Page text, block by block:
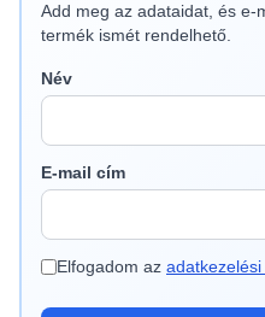
Add meg az adataidat, és e-
termék ismét rendelhető.
Név
E-mail cím
Elfogadom az